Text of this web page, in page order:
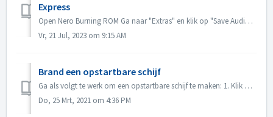
Express
Open Nero Burning ROM Ga naar "Extras" en klik op "Save Audio Tracks". In het tabblad "source", selecteer tracks. Stel de ...
Vr, 21 Jul, 2023 om 9:15 AM
Brand een opstartbare schijf
Ga als volgt te werk om een opstartbare schijf te maken: 1. Klik op de knop Nieuw in het hoofdscherm van Nero Burning ROM. -> Het venster Nieuwe compila...
Do, 25 Mrt, 2021 om 4:36 PM